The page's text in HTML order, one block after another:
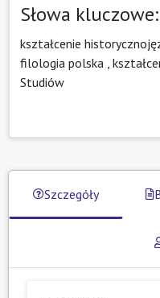
Słowa kluczowe:
kształcenie
filologia polska
Studiów
Szczegóły